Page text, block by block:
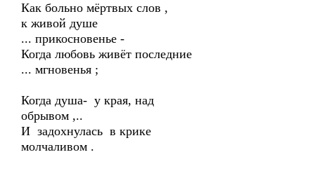
Как больно мёртвых слов ,
к живой душе
... прикосновенье -
Когда любовь живёт последние
... мгновенья ;
Когда душа- у края, над
обрывом ,..
И задохнулась в крике
молчаливом .